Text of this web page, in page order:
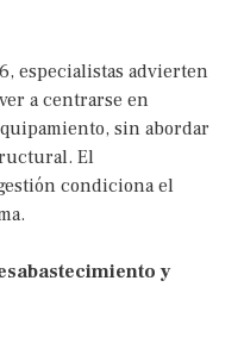
especialistas advierten
a centrarse en
sin abordar
El
condiciona el
y